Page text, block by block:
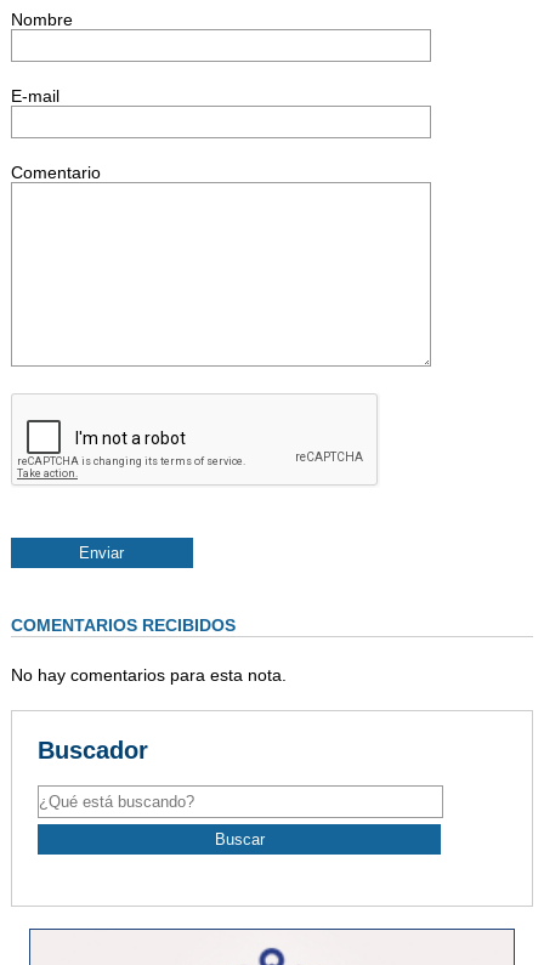
Nombre
E-mail
Comentario
COMENTARIOS RECIBIDOS
No hay comentarios para esta nota.
Buscador